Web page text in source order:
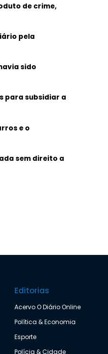
de crime,
pela
sido
para subsidiar a
e o
sem direito a
Editorias
Acervo O Diário Online
Política & Economia
Esporte
Polícia & Cidade